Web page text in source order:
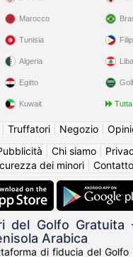
Marocco
Tunisia
Algeria
Egitto
Kuwait
Truffatori| Negozio|
Chi siamo|
dei minori| Contatto
del Golfo Gratuita
Arabica
di fiducia del Golfo